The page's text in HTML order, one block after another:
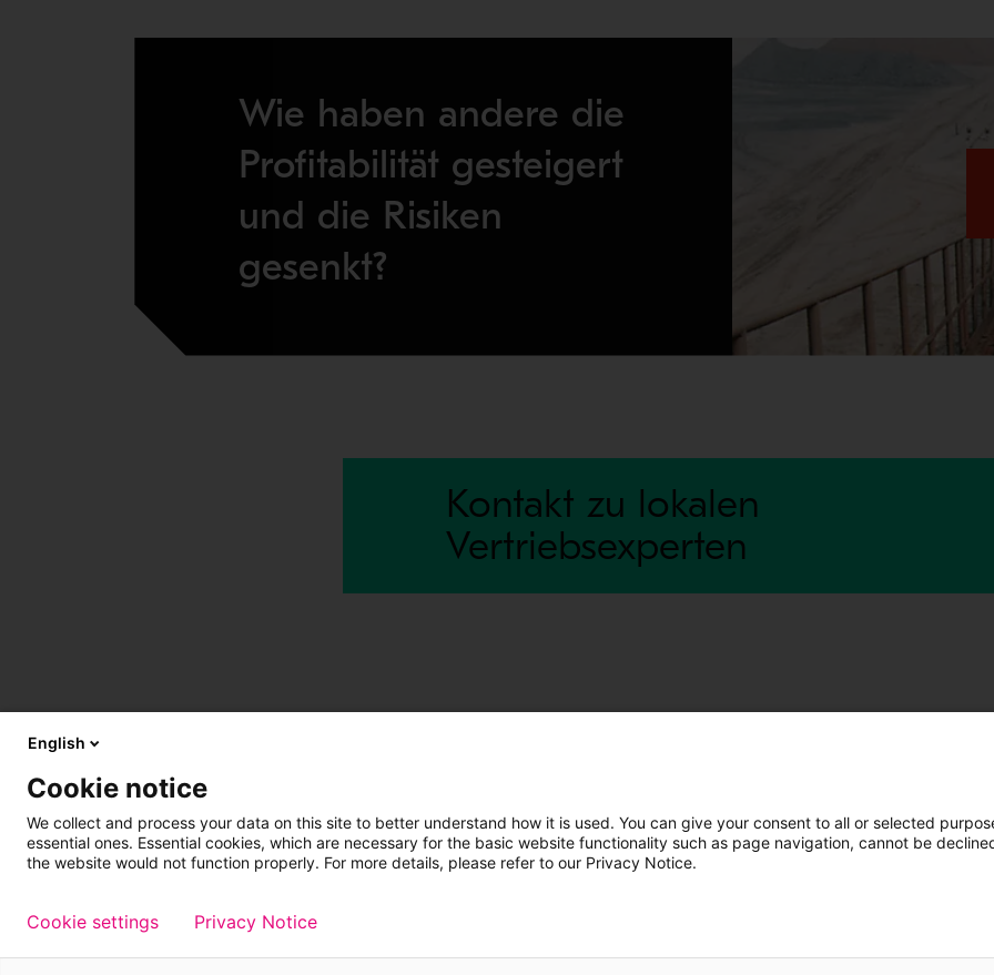
Wie haben andere die
Profitabilität gesteigert
und die Risiken
gesenkt?
Kontakt zu lokalen
Vertriebsexperten
Über uns
Karriere
Finanzen
Aktien
Copyright © 2026 Metso Seitenverzeichnis
English
Cookie notice
We collect and process your data on this site to better understand how it is used. You can give your consent to all or selected
essential ones. Essential cookies, which are necessary for the basic website functionality such as page navigation, cannot be
the website would not function properly. For more details, please refer to our Privacy Notice.
Cookie settings Privacy Notice